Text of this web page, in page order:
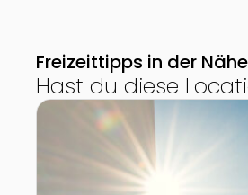
Freizeittipps in der Nähe
Hast du diese
Zur Detailseite von Skifahren